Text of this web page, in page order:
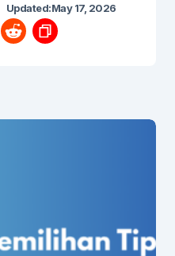
Updated:May 17, 2026